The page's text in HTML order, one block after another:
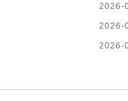
2026-
2026-
2026-